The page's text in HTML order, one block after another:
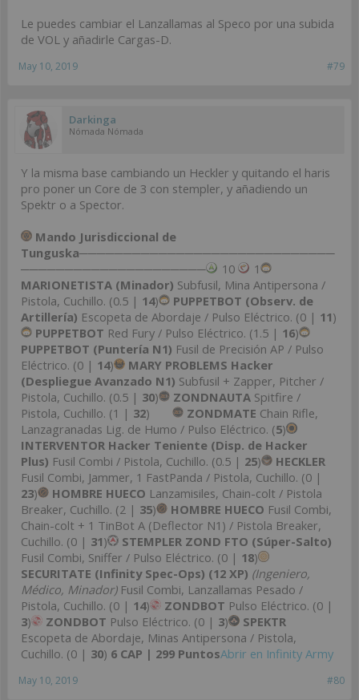
Le puedes cambiar el Lanzallamas al Speco por una subida
de VOL y añadirle Cargas-D.
#79
May 10, 2019
Darkinga
Nómada Nómada
Y la misma base cambiando un Heckler y quitando el haris
pro poner un Core de 3 con stempler, y añadiendo un
Spektr o a Spector.
Mando Jurisdiccional de
Tunguska─────────────────────────────
─────────────────────
10
1
MARIONETISTA (Minador) Subfusil, Mina Antipersona /
Pistola, Cuchillo. (0.5 | 14)
PUPPETBOT (Observ. de
Artillería) Escopeta de Abordaje / Pulso Eléctrico. (0 | 11)
PUPPETBOT Red Fury / Pulso Eléctrico. (1.5 | 16)
PUPPETBOT (Puntería N1) Fusil de Precisión AP / Pulso
Eléctrico. (0 | 14)
MARY PROBLEMS Hacker
(Despliegue Avanzado N1) Subfusil + Zapper, Pitcher /
Pistola, Cuchillo. (0.5 | 30) ZONDNAUTA Spitfire /
Pistola, Cuchillo. (1 | 32) ZONDMATE Chain Rifle,
Lanzagranadas Lig. de Humo / Pulso Eléctrico. (5)
INTERVENTOR Hacker Teniente (Disp. de Hacker
Plus) Fusil Combi / Pistola, Cuchillo. (0.5 | 25)
HECKLER
Fusil Combi, Jammer, 1 FastPanda / Pistola, Cuchillo. (0 |
23) HOMBRE HUECO Lanzamisiles, Chain-colt / Pistola
Breaker, Cuchillo. (2 | 35) HOMBRE HUECO Fusil Combi,
Chain-colt + 1 TinBot A (Deflector N1) / Pistola Breaker,
Cuchillo. (0 | 31)
STEMPLER ZOND FTO (Súper-Salto)
Fusil Combi, Sniffer / Pulso Eléctrico. (0 | 18)
SECURITATE (Infinity Spec-Ops) (12 XP) (Ingeniero,
Médico, Minador)Fusil Combi, Lanzallamas Pesado /
Pistola, Cuchillo. (0 | 14) ZONDBOT Pulso Eléctrico. (0 |
3) ZONDBOT Pulso Eléctrico. (0 | 3)
SPEKTR
Escopeta de Abordaje, Minas Antipersona / Pistola,
Cuchillo. (0 | 30) 6 CAP | 299 PuntosAbrir en Infinity Army
#80
May 10, 2019